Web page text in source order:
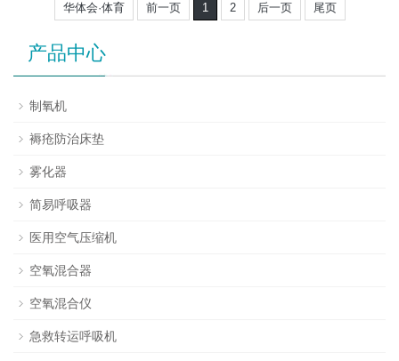
华体会·体育 前一页 1 2 后一页 尾页
产品中心
制氧机
褥疮防治床垫
雾化器
简易呼吸器
医用空气压缩机
空氧混合器
空氧混合仪
急救转运呼吸机